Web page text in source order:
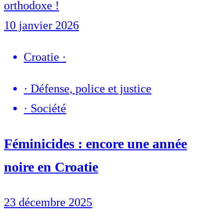
orthodoxe !
10 janvier 2026
Croatie ·
· Défense, police et justice
· Société
Féminicides : encore une année
noire en Croatie
23 décembre 2025